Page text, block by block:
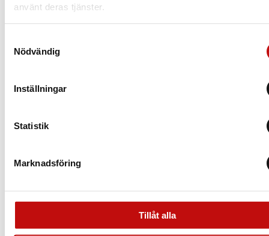
använt deras tjänster.
Nödvändig
Inställningar
Statistik
Marknadsföring
Tillåt alla